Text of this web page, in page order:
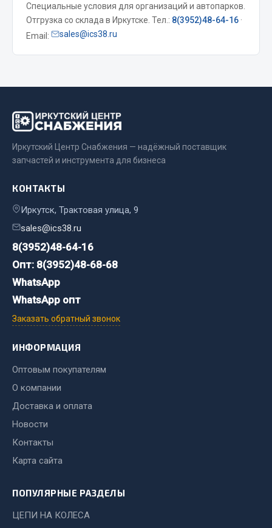
Двигатель
Мост задний
Система питания
Система выпуска газа
Показать ещё
Весь раздел
Двигатель
Система питания
Система выпуска газа
Рулевое управление
Тормозная система
Весь раздел
Тормозная система
Двигатель
Система питания
Специальные условия для организаций и автопарков.
Отгрузка со склада в Иркутске. Тел.: 8(3952)48-64-16 ·
Email:
sales@ics38.ru
Иркутский Центр Снабжения — надёжный поставщик
запчастей и инструмента для бизнеса
КОНТАКТЫ
Иркутск, Трактовая улица, 9
sales@ics38.ru
8(3952)48-64-16
Опт: 8(3952)48-68-68
WhatsApp
WhatsApp опт
Заказать обратный звонок
ИНФОРМАЦИЯ
Оптовым покупателям
О компании
Доставка и оплата
Новости
Контакты
Карта сайта
ПОПУЛЯРНЫЕ РАЗДЕЛЫ
ЦЕПИ НА КОЛЕСА